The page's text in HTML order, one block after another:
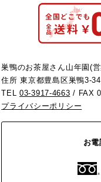
巣鴨のお茶屋さん山年園(
住所 東京都豊島区巣鴨3-
TEL03-3917-4663 / FAX
プライバシーポリシー
お